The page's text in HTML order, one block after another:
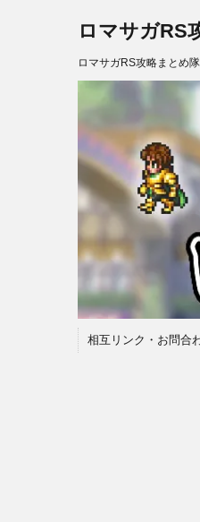
ロマサガRS
ロマサガRS攻略まとめ
相互リンク・お問合